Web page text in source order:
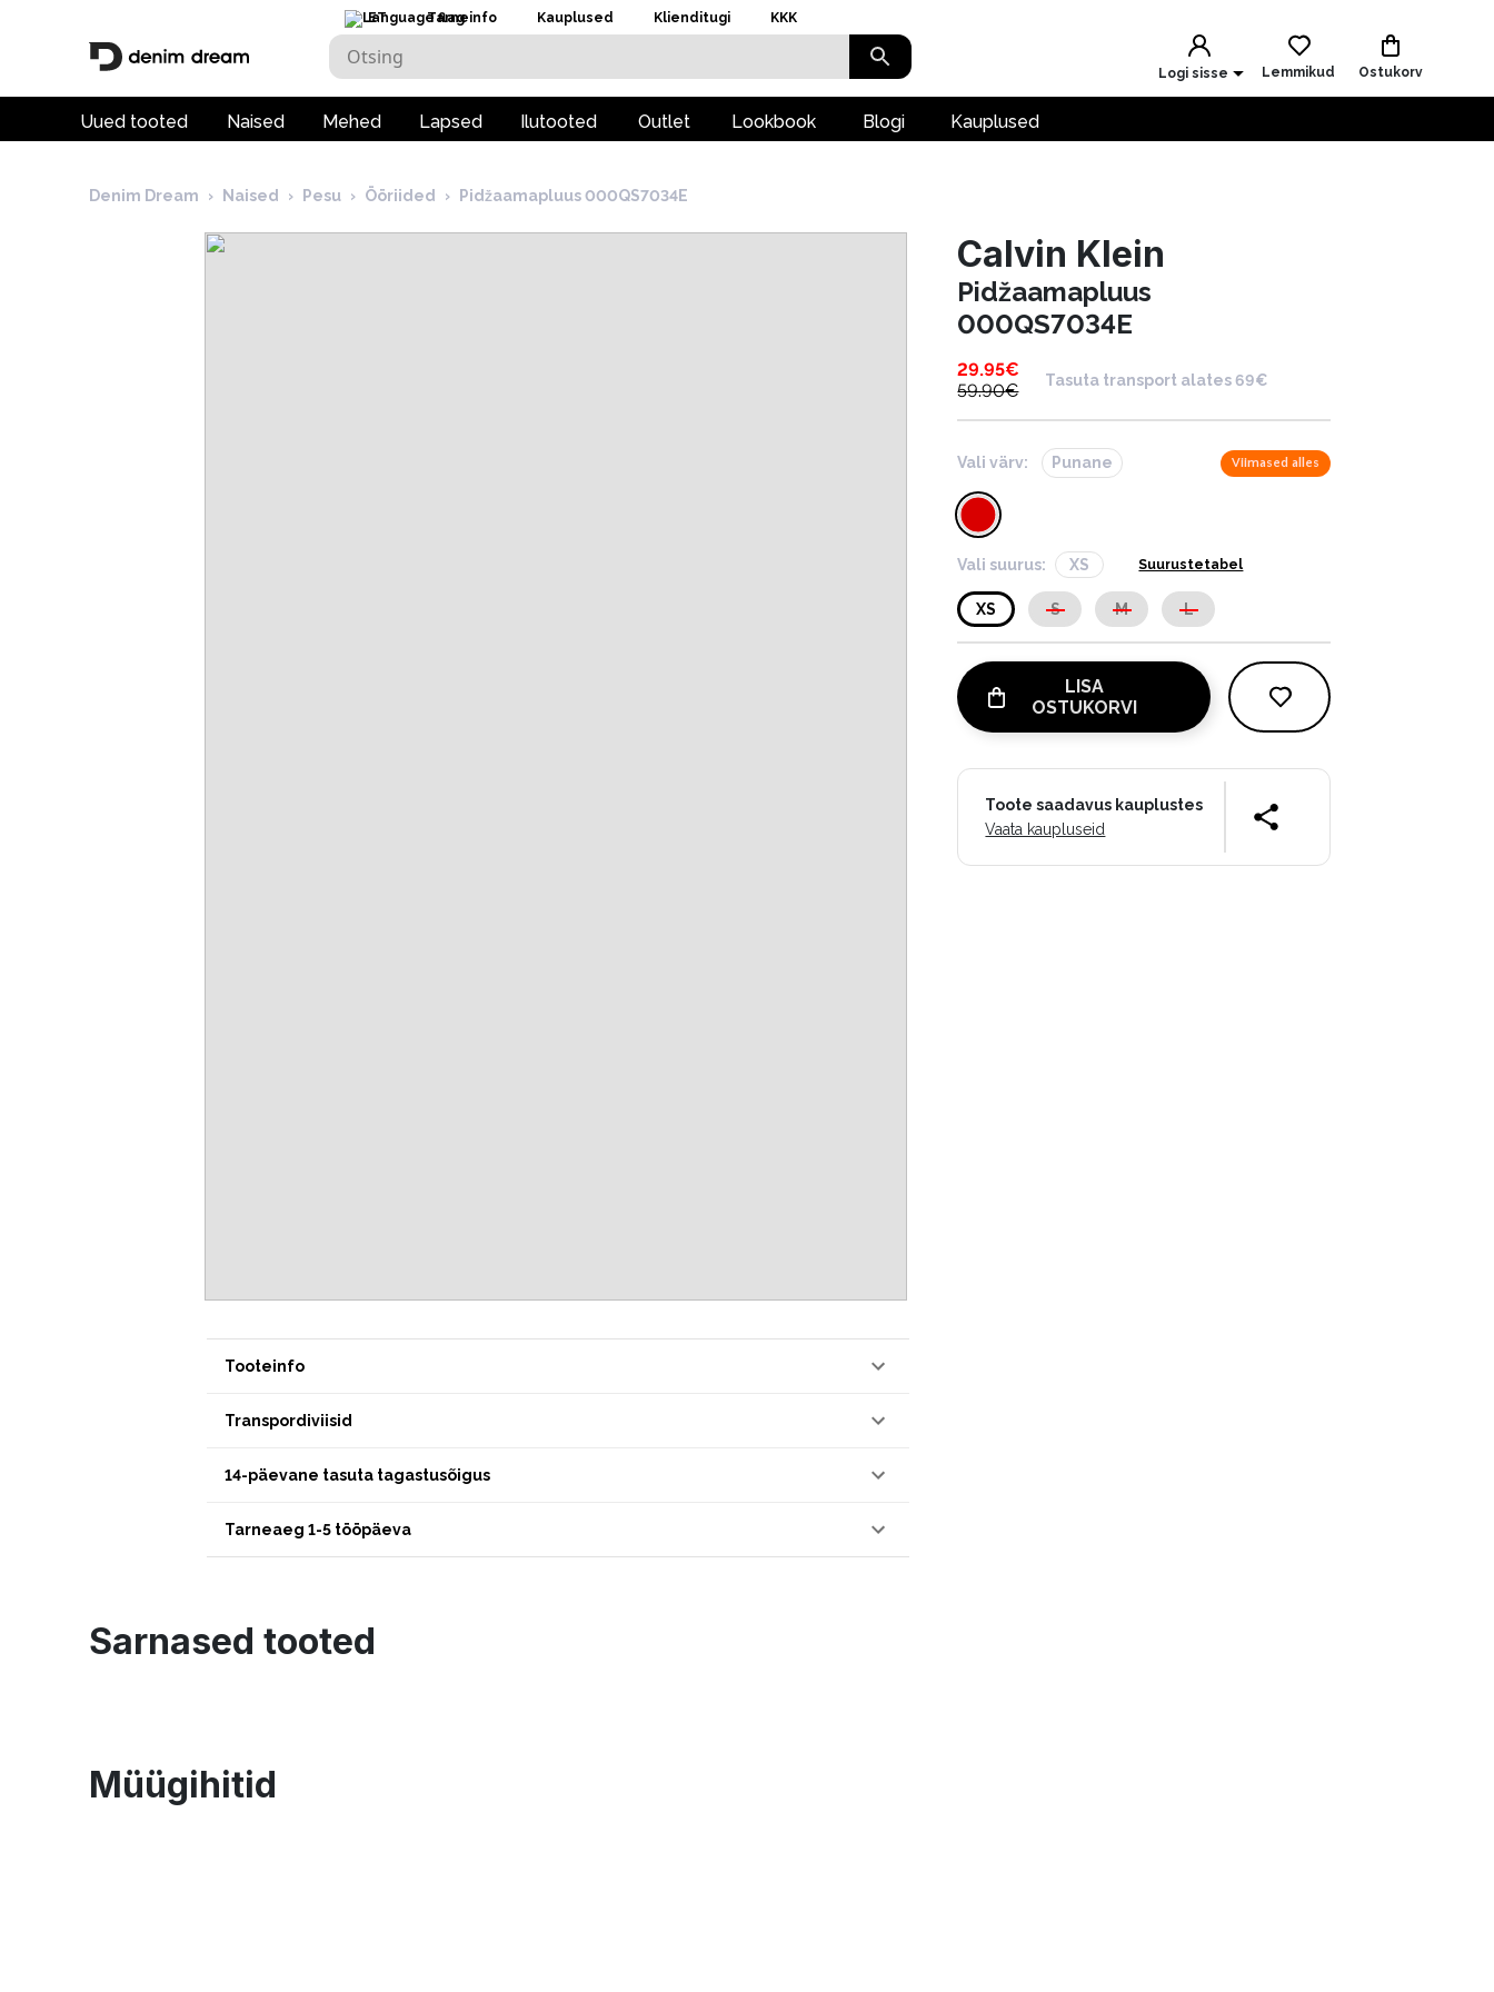
ET Tarneinfo Kauplused Klienditugi KKK
Logi sisse Lemmikud Ostukorv
Uued tooted Naised Mehed Lapsed Ilutooted Outlet Lookbook Blogi Kauplused
Denim Dream › Naised › Pesu › Ööriided › Pidžaamapluus 000QS7034E
Tooteinfo
Transpordiviisid
14-päevane tasuta tagastusõigus
Tarneaeg 1-5 tööpäeva
Calvin Klein
Pidžaamapluus
000QS7034E
29.95€
59.90€
Tasuta transport alates 69€
Vali värv: Punane Viimased alles
Vali suurus: XS Suurustetabel
XS S M L
LISA
OSTUKORVI
Toote saadavus kauplustes
Vaata kaupluseid
Sarnased tooted
Müügihitid